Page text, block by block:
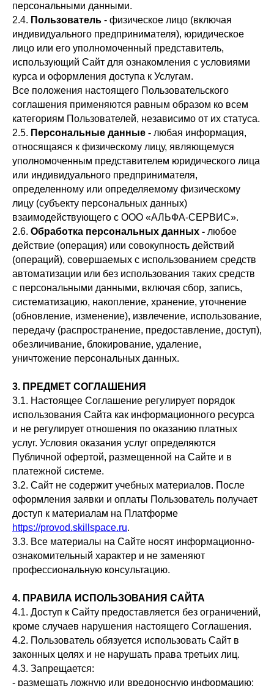
персональными данными.
2.4. Пользователь - физическое лицо (включая
индивидуального предпринимателя), юридическое
лицо или его уполномоченный представитель,
использующий Сайт для ознакомления с условиями
курса и оформления доступа к Услугам.
Все положения настоящего Пользовательского
соглашения применяются равным образом ко всем
категориям Пользователей, независимо от их статуса.
2.5. Персональные данные - любая информация,
относящаяся к физическому лицу, являющемуся
уполномоченным представителем юридического лица
или индивидуального предпринимателя,
определенному или определяемому физическому
лицу (субъекту персональных данных)
взаимодействующего с ООО «АЛЬФА-СЕРВИС».
2.6. Обработка персональных данных - любое
действие (операция) или совокупность действий
(операций), совершаемых с использованием средств
автоматизации или без использования таких средств
с персональными данными, включая сбор, запись,
систематизацию, накопление, хранение, уточнение
(обновление, изменение), извлечение, использование,
передачу (распространение, предоставление, доступ),
обезличивание, блокирование, удаление,
уничтожение персональных данных.
3. ПРЕДМЕТ СОГЛАШЕНИЯ
3.1. Настоящее Соглашение регулирует порядок
использования Сайта как информационного ресурса
и не регулирует отношения по оказанию платных
услуг. Условия оказания услуг определяются
Публичной офертой, размещенной на Сайте и в
платежной системе.
3.2. Сайт не содержит учебных материалов. После
оформления заявки и оплаты Пользователь получает
доступ к материалам на Платформе
https://provod.skillspace.ru.
3.3. Все материалы на Сайте носят информационно-
ознакомительный характер и не заменяют
профессиональную консультацию.
4. ПРАВИЛА ИСПОЛЬЗОВАНИЯ САЙТА
4.1. Доступ к Сайту предоставляется без ограничений,
кроме случаев нарушения настоящего Соглашения.
4.2. Пользователь обязуется использовать Сайт в
законных целях и не нарушать права третьих лиц.
4.3. Запрещается:
- размещать ложную или вредоносную информацию;